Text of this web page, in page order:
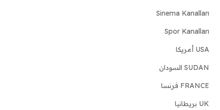
Sinema Kanalları
Spor Kanalları
USA أمريكا
SUDAN السودان
FRANCE فرنسا
UK بريطانيا